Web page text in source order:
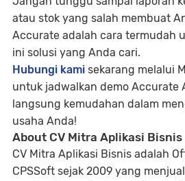
atau stok yang salah membuat
Accurate adalah cara termudah
ini solusi yang Anda cari.
Hubungi kami sekarang melalui
untuk jadwalkan demo Accurate
langsung kemudahan dalam
usaha Anda!
About CV Mitra Aplikasi Bisnis
CV Mitra Aplikasi Bisnis adalah
CPSSoft sejak 2009 yang